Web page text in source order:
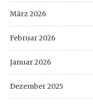
März 2026
Februar 2026
Januar 2026
Dezember 2025